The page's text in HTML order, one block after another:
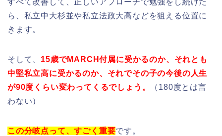
ら、私立中大杉並や私立法政大高などを狙える位置に
きます。
そして、 15歳でMARCH付属に受かるのか、それとも
中堅私立高に受かるのか、それでその子の今後の人生
が90度くらい変わってくるでしょう。
（180度とは言
わない）
この分岐点って、すごく重要です。